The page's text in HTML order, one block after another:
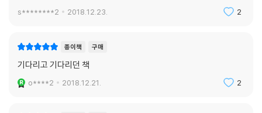
s********2 2018.12.23. 2
종이책 구매
기다리고 기다리던 책
o****2 2018.12.21. 2